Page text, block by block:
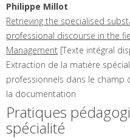
Philippe Millot
Retrieving the specialised
professional discourse in the
Management [Texte intégral
Extraction de la matière
professionnels dans le champ
la documentation
Pratiques
spécialité